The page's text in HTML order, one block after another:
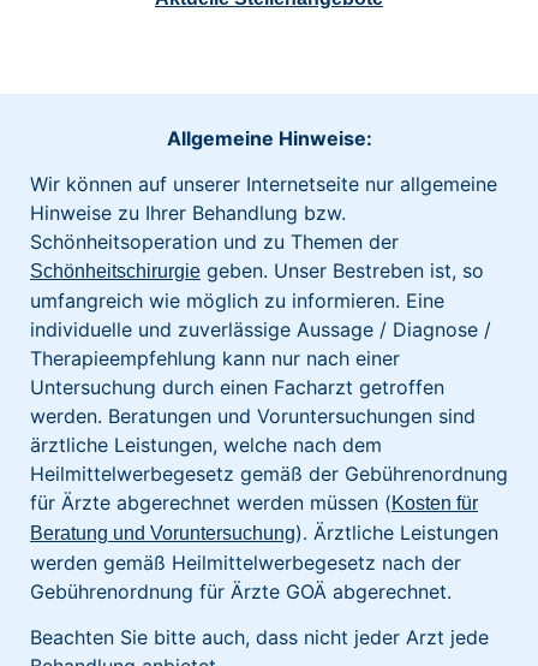
Allgemeine Hinweise:
Wir können auf unserer Internetseite nur allgemeine
Hinweise zu Ihrer Behandlung bzw.
Schönheitsoperation und zu Themen der
Schönheitschirurgie geben. Unser Bestreben ist, so
umfangreich wie möglich zu informieren. Eine
individuelle und zuverlässige Aussage / Diagnose /
Therapieempfehlung kann nur nach einer
Untersuchung durch einen Facharzt getroffen
werden. Beratungen und Voruntersuchungen sind
ärztliche Leistungen, welche nach dem
Heilmittelwerbegesetz gemäß der Gebührenordnung
für Ärzte abgerechnet werden müssen (Kosten für
Beratung und Voruntersuchung). Ärztliche Leistungen
werden gemäß Heilmittelwerbegesetz nach der
Gebührenordnung für Ärzte GOÄ abgerechnet.
Beachten Sie bitte auch, dass nicht jeder Arzt jede